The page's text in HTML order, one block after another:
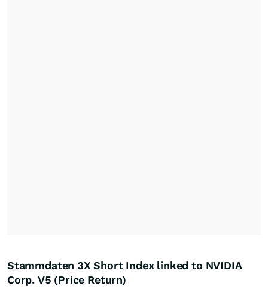
Stammdaten 3X Short Index linked to NVIDIA
Corp. V5 (Price Return)